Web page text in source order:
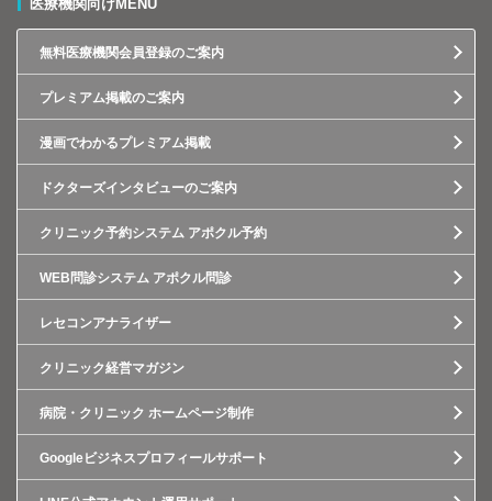
医療機関向けMENU
無料医療機関会員登録のご案内
プレミアム掲載のご案内
漫画でわかるプレミアム掲載
ドクターズインタビューのご案内
クリニック予約システム アポクル予約
WEB問診システム アポクル問診
レセコンアナライザー
クリニック経営マガジン
病院・クリニック ホームページ制作
Googleビジネスプロフィールサポート